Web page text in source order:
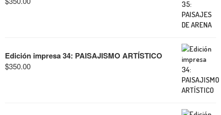
Edición impresa 34: PAISAJISMO ARTÍSTICO
$350.00